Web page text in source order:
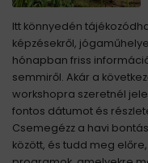
Itt könnyedén
képzésekről,
hónapban friss
semmiről. Akár a
workshopra szeretnél
fontos dátumot és
Csemegézz a havi
között, és tudd meg